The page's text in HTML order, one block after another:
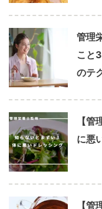
管理
こと
のテ
【
に悪
【